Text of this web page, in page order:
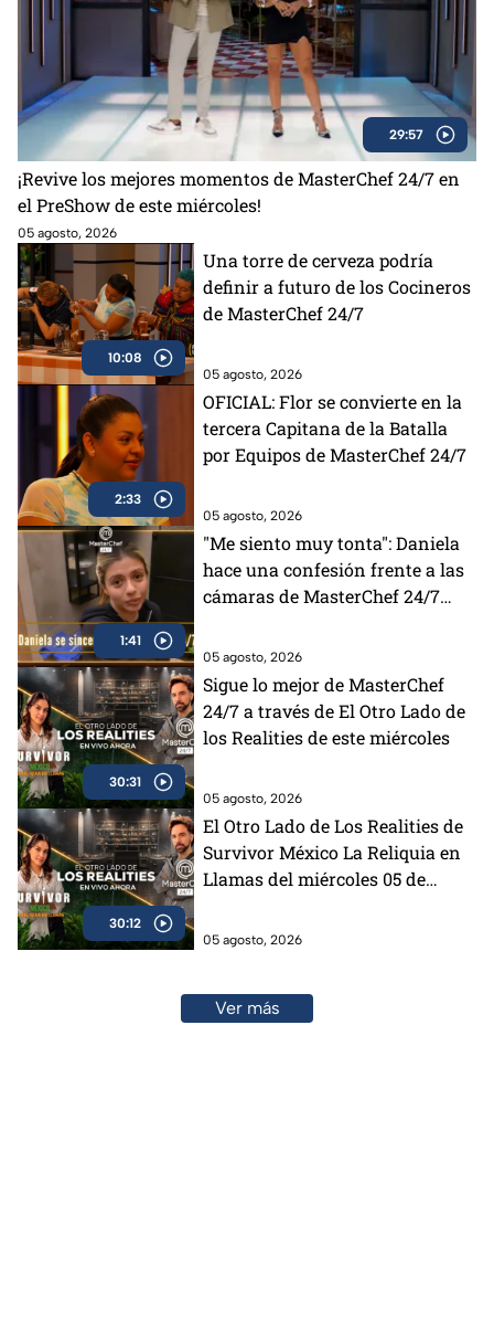
29:57
¡Revive los mejores momentos de MasterChef 24/7 en
el PreShow de este miércoles!
05 agosto, 2026
10:08
Una torre de cerveza podría
definir a futuro de los Cocineros
de MasterChef 24/7
05 agosto, 2026
2:33
OFICIAL: Flor se convierte en la
tercera Capitana de la Batalla
por Equipos de MasterChef 24/7
05 agosto, 2026
1:41
"Me siento muy tonta": Daniela
hace una confesión frente a las
cámaras de MasterChef 24/7
05 agosto, 2026
30:31
Sigue lo mejor de MasterChef
24/7 a través de El Otro Lado de
los Realities de este miércoles
05 agosto, 2026
30:12
El Otro Lado de Los Realities de
Survivor México La Reliquia en
Llamas del miércoles 05 de
05 agosto, 2026
Ver más